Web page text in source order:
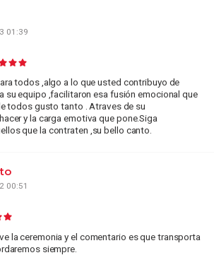
01:39
todos ,algo a lo que usted contribuyo de
su equipo ,facilitaron esa fusión emocional que
todos gusto tanto . Atraves de su
y la carga emotiva que pone.Siga
que la contraten ,su bello canto.
00:51
la ceremonia y el comentario es que transporta
siempre.